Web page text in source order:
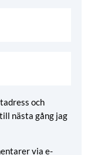
och
nästa gång jag
via e-